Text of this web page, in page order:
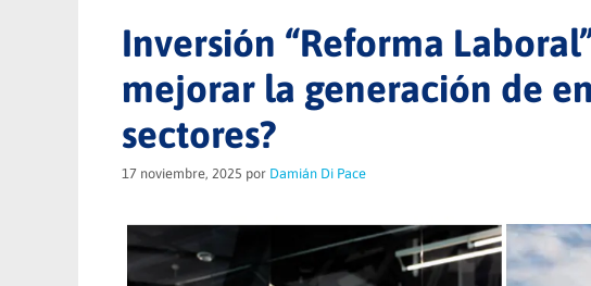
Inversión “Reforma
mejorar la generación de
sectores?
17 noviembre, 2025 por Damián Di Pace